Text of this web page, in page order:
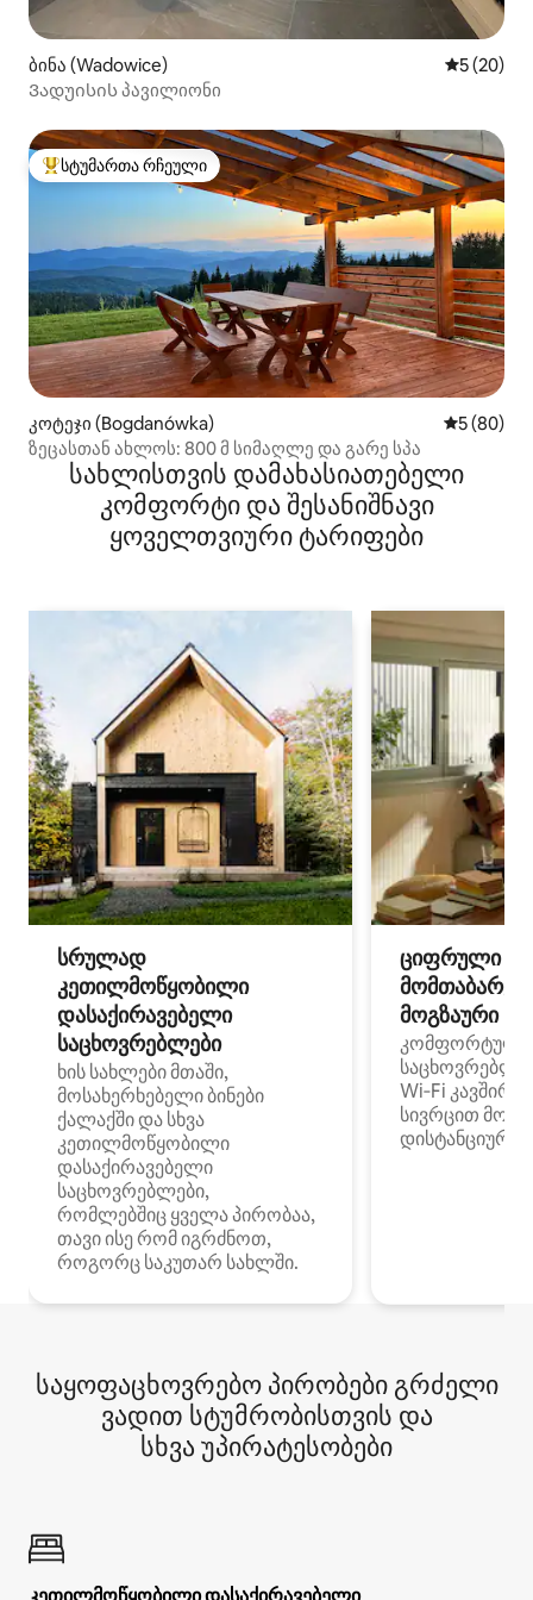
ბინა (Wadowice) საშუალო
5 (20)
Ვადუისის პავილიონი
სტუმართა რჩეული მოწინავე ვარიანტი
სტუმართა რჩეული
კოტეჯი (Bogdanówka) საშუალო
5 (80)
ზეცასთან ახლოს: 800 მ სიმაღლე და გარე სპა
სახლისთვის დამახასიათებელი
კომფორტი და შესანიშნავი
ყოველთვიური ტარიფები
სრულად
კეთილმოწყობილი
დასაქირავებელი
საცხოვრებლები
ხის სახლები მთაში,
მოსახერხებელი ბინები
ქალაქში და სხვა
კეთილმოწყობილი
დასაქირავებელი
საცხოვრებლები,
რომლებშიც ყველა პირობაა,
თავი ისე რომ იგრძნოთ,
როგორც საკუთარ სახლში.
ციფრული
მოგზაური
კომფორტული
Wi‑Fi
სივრცით
დისტანციური
საყოფაცხოვრებო პირობები გრძელი
ვადით სტუმრობისთვის და
სხვა უპირატესობები